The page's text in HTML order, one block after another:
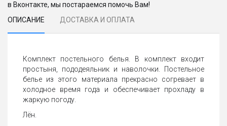
в Вконтакте, мы постараемся помочь Вам!
ОПИСАНИЕ
ДОСТАВКА И ОПЛАТА
Комплект постельного белья. В комплект входит
простыня, пододеяльник и наволочки. Постельное
белье из этого материала прекрасно согревает в
холодное время года и обеспечивает прохладу в
жаркую погоду.
Лён.